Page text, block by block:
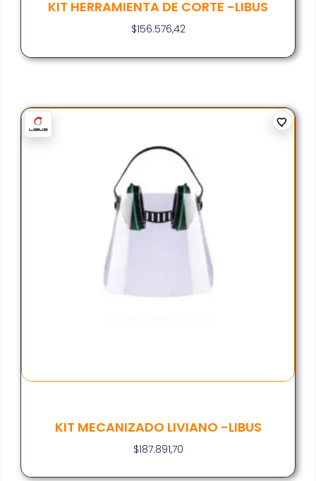
KIT HERRAMIENTA DE CORTE -LIBUS
$156.576,42
KIT MECANIZADO LIVIANO -LIBUS
$187.891,70